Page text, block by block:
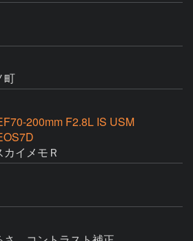
町
200mm F2.8L IS USM